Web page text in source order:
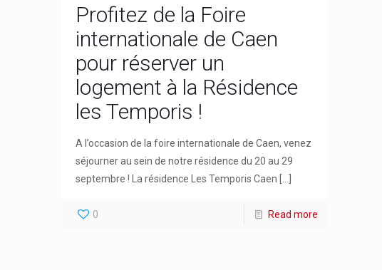
Profitez de la Foire
internationale de Caen
pour réserver un
logement à la Résidence
les Temporis !
A l’occasion de la foire internationale de Caen, venez
séjourner au sein de notre résidence du 20 au 29
septembre ! La résidence Les Temporis Caen
0 Read more